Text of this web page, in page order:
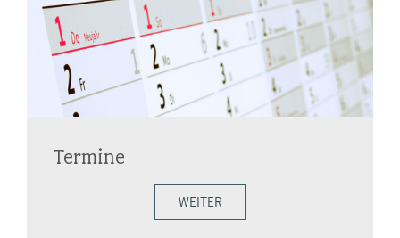
Termine
WEITER